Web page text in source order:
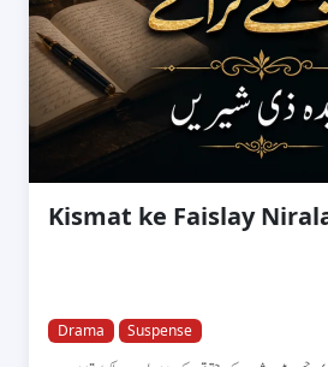
Kismat ke Faislay
Drama Suspense